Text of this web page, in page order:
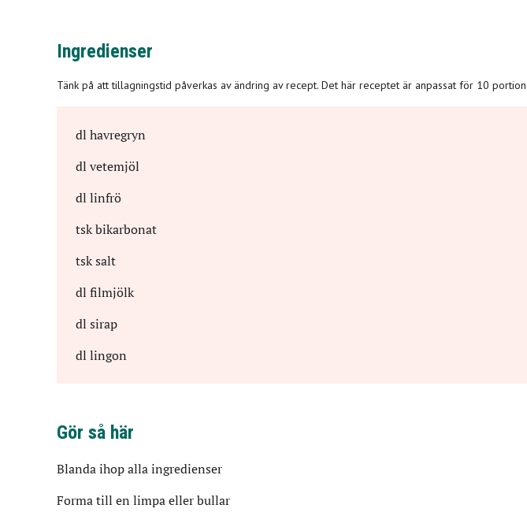
Ingredienser
Tänk på att tillagningstid påverkas av ändring av recept. Det här receptet är anpassat för 10
dl havregryn
dl vetemjöl
dl linfrö
tskbikarbonat
tsksalt
dl filmjölk
dl sirap
dl lingon
Gör så här
Blanda ihop alla ingredienser
Forma till en limpa eller bullar